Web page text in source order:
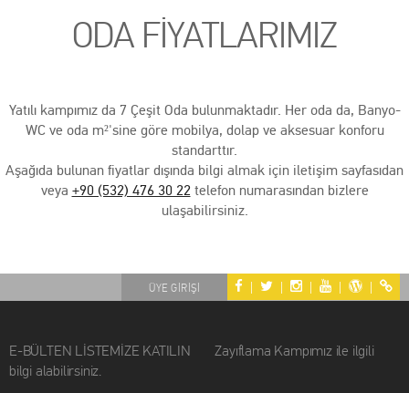
ODA FİYATLARIMIZ
Yatılı kampımız da 7 Çeşit Oda bulunmaktadır. Her oda da, Banyo-
WC ve oda m²'sine göre mobilya, dolap ve aksesuar konforu
standarttır.
Aşağıda bulunan fiyatlar dışında bilgi almak için iletişim sayfasıdan
veya+90 (532) 476 30 22telefon numarasından bizlere
ulaşabilirsiniz.
| | | | |
ÜYE GİRİŞİ
E-BÜLTEN LİSTEMİZE KATILIN Zayıflama Kampımız ile ilgili
bilgi alabilirsiniz.